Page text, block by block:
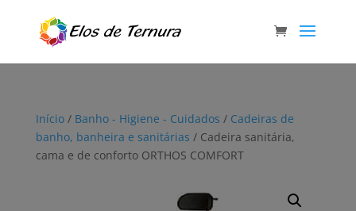
Início/ Banho - Higiene - Cuidados / Cadeiras de
banho, banheira e sanitárias / Cadeira sanitária,
cama e de conforto ORTHOS COMFORT